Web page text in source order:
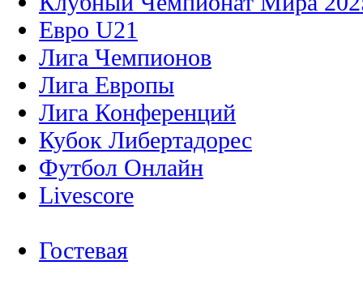
Евро U21
Лига Чемпионов
Лига Европы
Лига Конференций
Кубок Либертадорес
Футбол Онлайн
Livescore
Гостевая